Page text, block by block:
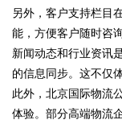
!
另外，客户支持栏目
能，方便客户随时咨
新闻动态和行业资讯
的信息同步。这不仅
此外，北京国际物流
体验。部分高端物流